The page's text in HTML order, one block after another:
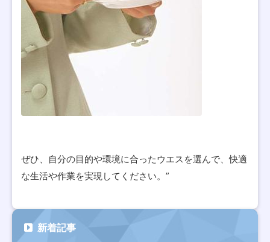
ぜひ、自分の目的や環境に合ったウエスを選んで、快適
な生活や作業を実現してください。”
新着記事